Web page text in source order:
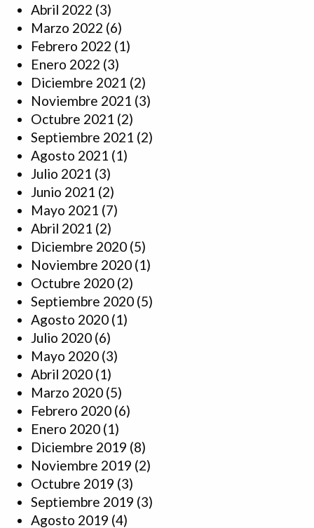
Abril 2022 (3)
Marzo 2022 (6)
Febrero 2022 (1)
Enero 2022 (3)
Diciembre 2021 (2)
Noviembre 2021 (3)
Octubre 2021 (2)
Septiembre 2021 (2)
Agosto 2021 (1)
Julio 2021 (3)
Junio 2021 (2)
Mayo 2021 (7)
Abril 2021 (2)
Diciembre 2020 (5)
Noviembre 2020 (1)
Octubre 2020 (2)
Septiembre 2020 (5)
Agosto 2020 (1)
Julio 2020 (6)
Mayo 2020 (3)
Abril 2020 (1)
Marzo 2020 (5)
Febrero 2020 (6)
Enero 2020 (1)
Diciembre 2019 (8)
Noviembre 2019 (2)
Octubre 2019 (3)
Septiembre 2019 (3)
Agosto 2019 (4)